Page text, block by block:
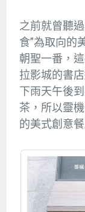
之前就曾聽
食”為取向的
朝聖一番，
拉影城的書
下雨天午後
茶，所以靈
的美式創意